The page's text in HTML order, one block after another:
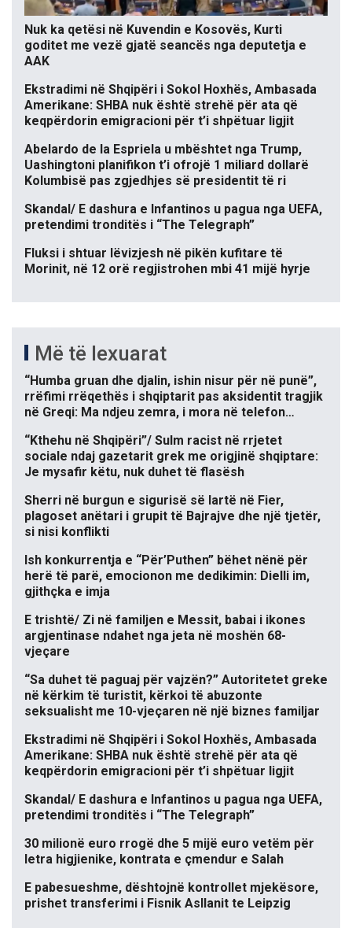
Nuk ka qetësi në Kuvendin e Kosovës, Kurti
goditet me vezë gjatë seancës nga deputetja e
AAK
Ekstradimi në Shqipëri i Sokol Hoxhës, Ambasada
Amerikane: SHBA nuk është strehë për ata që
keqpërdorin emigracioni për t’i shpëtuar ligjit
Abelardo de la Espriela u mbështet nga Trump,
Uashingtoni planifikon t’i ofrojë 1 miliard dollarë
Kolumbisë pas zgjedhjes së presidentit të ri
Skandal/ E dashura e Infantinos u pagua nga UEFA,
pretendimi tronditës i “The Telegraph”
Fluksi i shtuar lëvizjesh në pikën kufitare të
Morinit, në 12 orë regjistrohen mbi 41 mijë hyrje
Më të lexuarat
“Humba gruan dhe djalin, ishin nisur për në punë”,
rrëfimi rrëqethës i shqiptarit pas aksidentit tragjik
në Greqi: Ma ndjeu zemra, i mora në telefon…
“Kthehu në Shqipëri”/ Sulm racist në rrjetet
sociale ndaj gazetarit grek me origjinë shqiptare:
Je mysafir këtu, nuk duhet të flasësh
Sherri në burgun e sigurisë së lartë në Fier,
plagoset anëtari i grupit të Bajrajve dhe një tjetër,
si nisi konflikti
Ish konkurrentja e “Për’Puthen” bëhet nënë për
herë të parë, emocionon me dedikimin: Dielli im,
gjithçka e imja
E trishtë/ Zi në familjen e Messit, babai i ikones
argjentinase ndahet nga jeta në moshën 68-
vjeçare
“Sa duhet të paguaj për vajzën?” Autoritetet greke
në kërkim të turistit, kërkoi të abuzonte
seksualisht me 10-vjeçaren në një biznes familjar
Ekstradimi në Shqipëri i Sokol Hoxhës, Ambasada
Amerikane: SHBA nuk është strehë për ata që
keqpërdorin emigracioni për t’i shpëtuar ligjit
Skandal/ E dashura e Infantinos u pagua nga UEFA,
pretendimi tronditës i “The Telegraph”
30 milionë euro rrogë dhe 5 mijë euro vetëm për
letra higjienike, kontrata e çmendur e Salah
E pabesueshme, dështojnë kontrollet mjekësore,
prishet transferimi i Fisnik Asllanit te Leipzig